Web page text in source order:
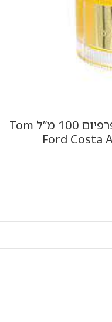
טסטר טום פורד קוסטה אזורה פרפיום 100 מ”ל Tom
Ford Costa